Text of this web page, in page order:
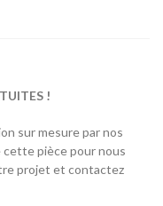
!
sur mesure par nos
cette pièce pour nous
projet et contactez